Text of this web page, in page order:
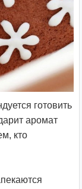
готовить
аромат
кто